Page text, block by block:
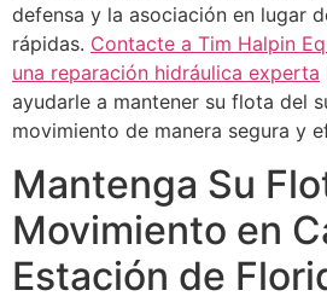
defensa y la asociación en lugar
rápidas. Contacte a Tim Halpin
una reparación hidráulica experta
ayudarle a mantener su flota del
movimiento de manera segura y
Mantenga Su
Movimiento en
Estación de